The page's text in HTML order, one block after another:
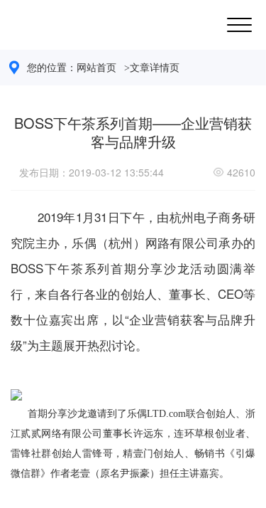
您的位置： 网站首页 >文章详情页
BOSS下午茶系列首期——企业营销获
客与品牌升级
发布日期：2019-03-12 13:55:44 42610
2019年1月31 日下午，由杭州电子商务研
究院主办，乐偶（杭州）网路有限公司承办的
BOSS下午茶系列首期分享沙龙活动圆满举
行，来自各行各业的创始人、董事长、 CEO等
数十位嘉宾出席，以“企业营销获客与品牌升
级”为主题展开热烈讨论。
首期分享沙龙邀请到了乐偶LTD.com联合创始人、浙
江贰贰网络有限公司董事长许远东，连环草根创业者、
雷锋社群创始人雷锋哥，精壹门创始人、畅销书《引爆
微信群》作者老壹（原名尹振豪）担任主讲嘉宾。